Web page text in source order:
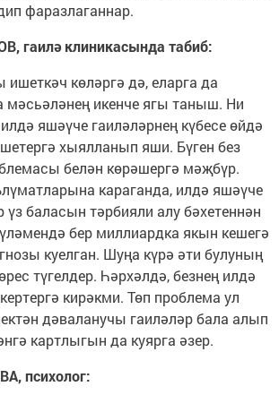
фаразлаганнар.
гаилә клиникасында табиб:
ишеткәч көләргә дә, еларга да
мәсьәләнең икенче ягы таныш. Ни
яшәү­че гаиләләрнең күбесе өйдә
хыялланып яши. Бүген без
белән көрәшергә мәҗ­бүр.
караганда, илдә яшәүче
баласын тәр­бияли алу бәхетеннән
бер миллиардка якын кешегә
куелган. Шуңа күрә әти булуның
түгелдер. Һәрхәлдә, безнең илдә
кирәкми. Төп проблема ул
дәва­ланучы гаи­лә­ләр бала алып
карт­лыгын да куярга әзер.
психолог: